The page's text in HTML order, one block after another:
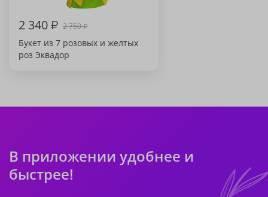
2 340₽ 2 750₽
Букет из 7 розовых и желтых
роз Эквадор
В приложении удобнее и
быстрее!